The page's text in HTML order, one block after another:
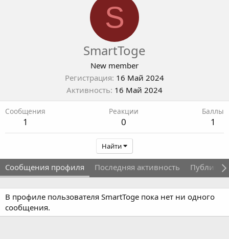
S
SmartToge
New member
Регистрация 16 Май 2024
Активность 16 Май 2024
Сообщения
1
Реакции
0
Баллы
1
Найти
Сообщения профиля Последняя активность
В профиле пользователя SmartToge пока нет ни одного
сообщения.